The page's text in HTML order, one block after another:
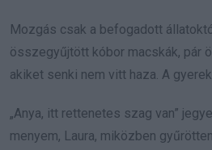
Mozgás csak a befogadott
összegyűjtött kóbor macskák, pár
akiket senki nem vitt haza. A
„Anya, itt rettenetes szag van”
menyem, Laura, miközben